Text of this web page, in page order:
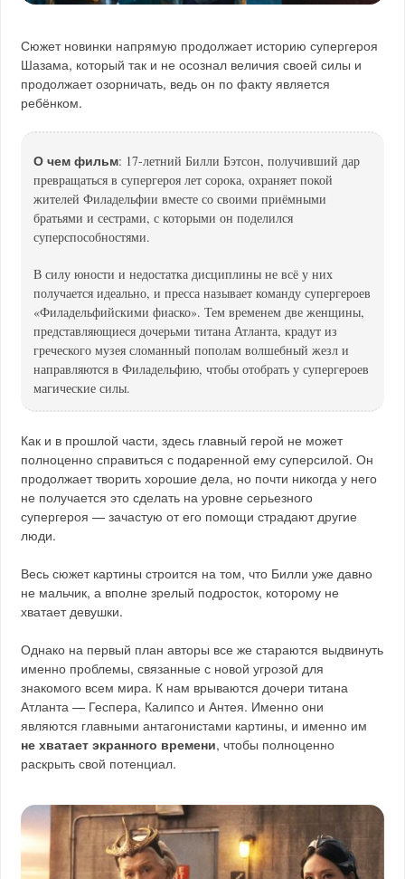
Сюжет новинки напрямую продолжает историю супергероя
Шазама, который так и не осознал величия своей силы и
продолжает озорничать, ведь он по факту является
ребёнком.
О чем фильм: 17-летний Билли Бэтсон, получивший дар
превращаться в супергероя лет сорока, охраняет покой
жителей Филадельфии вместе со своими приёмными
братьями и сестрами, с которыми он поделился
суперспособностями.
В силу юности и недостатка дисциплины не всё у них
получается идеально, и пресса называет команду супергероев
«Филадельфийскими фиаско». Тем временем две женщины,
представляющиеся дочерьми титана Атланта, крадут из
греческого музея сломанный пополам волшебный жезл и
направляются в Филадельфию, чтобы отобрать у супергероев
магические силы.
Как и в прошлой части, здесь главный герой не может
полноценно справиться с подаренной ему суперсилой. Он
продолжает творить хорошие дела, но почти никогда у него
не получается это сделать на уровне серьезного
супергероя — зачастую от его помощи страдают другие
люди.
Весь сюжет картины строится на том, что Билли уже давно
не мальчик, а вполне зрелый подросток, которому не
хватает девушки.
Однако на первый план авторы все же стараются выдвинуть
именно проблемы, связанные с новой угрозой для
знакомого всем мира. К нам врываются дочери титана
Атланта — Геспера, Калипсо и Антея. Именно они
являются главными антагонистами картины, и именно им
не хватает экранного времени, чтобы полноценно
раскрыть свой потенциал.